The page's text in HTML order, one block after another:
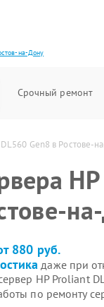
на-Дону
Срочный ремонт
Gen8 в Ростове-
880 руб.
даже при
HP Proliant
по ремонту